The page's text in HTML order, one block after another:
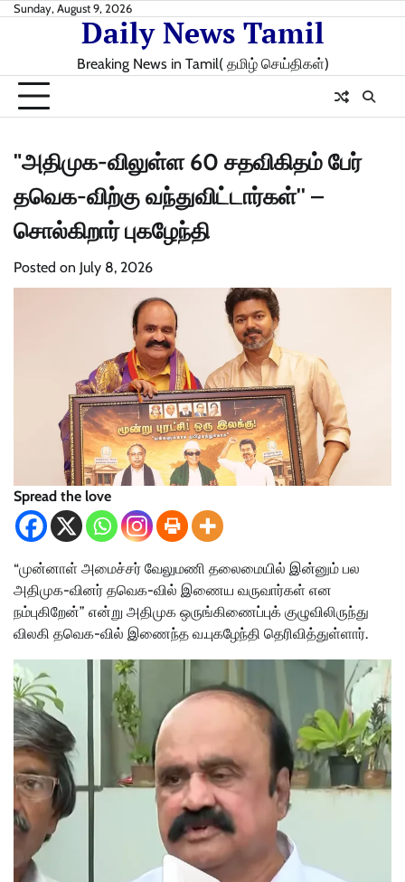
SkipSunday, August 9, 2026
Daily News Tamil
Breaking News in Tamil( தமிழ் செய்திகள்)
"அதிமுக-விலுள்ள 60 சதவிகிதம் பேர்
தவெக-விற்கு வந்துவிட்டார்கள்'' –
சொல்கிறார் புகழேந்தி
Posted on July 8, 2026
Spread the love
“முன்னாள் அமைச்சர் வேலுமணி தலைமையில் இன்னும் பல
அதிமுக-வினர் தவெக-வில் இணைய வருவார்கள் என
நம்புகிறேன்” என்று அதிமுக ஒருங்கிணைப்புக் குழுவிலிருந்து
விலகி தவெக-வில் இணைந்த வ.புகழேந்தி தெரிவித்துள்ளார்.